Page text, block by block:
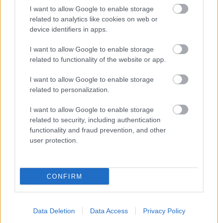
I want to allow Google to enable storage
related to analytics like cookies on web or
device identifiers in apps.
I want to allow Google to enable storage
related to functionality of the website or app.
I want to allow Google to enable storage
related to personalization.
I want to allow Google to enable storage
related to security, including authentication
functionality and fraud prevention, and other
user protection.
CONFIRM
Data Deletion Data Access Privacy Policy
Az Entertainment Weekly egyúttal azt is
Shenzhou hajó külsejét és belsejét láthattuk, így
magának a USS Discovery-nek a bemutatása még
különböző, teljesen önálló díszleteket is jelentenek
Vegyük például a hidat. A rajongók azt hihették a
trailerből, már tudják, milyen lesz a Discovery hídja.
Pedig, amit láttak, nem az volt, hanema Shenzhou
hídja, egy a Discovery-től teljesen különböző, és
kellett építeni a produkció során.
A premier bejelentéssel együtt új poszterek is
Discovery külseje, mely réz helyett immár ezüstös-